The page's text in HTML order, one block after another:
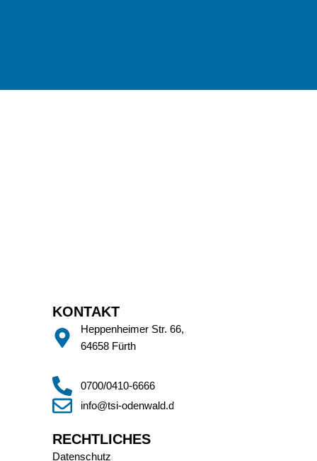
KONTAKT
Heppenheimer Str. 66,
64658 Fürth
0700/0410-6666
info@tsi-odenwald.de
RECHTLICHES
Datenschutz